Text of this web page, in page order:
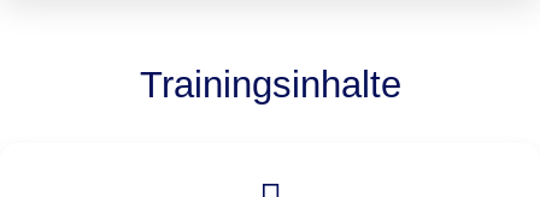
Trainingsinhalte